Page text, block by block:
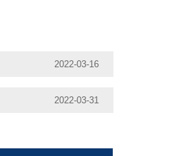
2022-03-16
2022-03-31